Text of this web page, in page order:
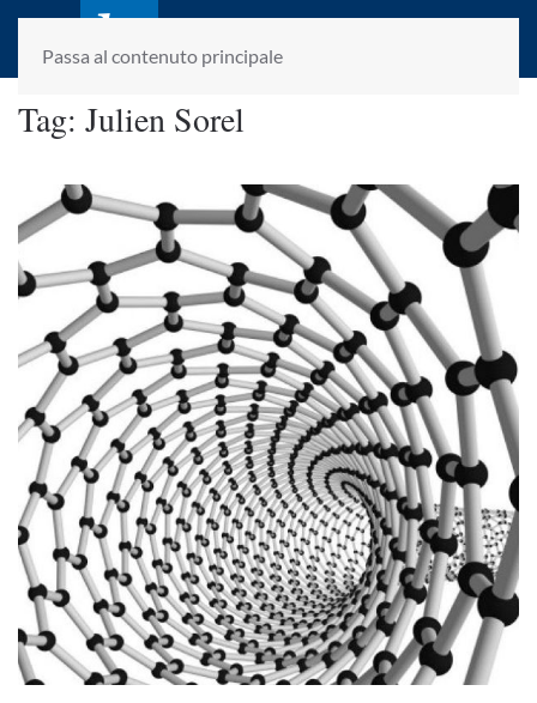
Passa al contenuto principale
laletteraturaenoi.it
fondato da Romano Luperini
Tag: Julien Sorel